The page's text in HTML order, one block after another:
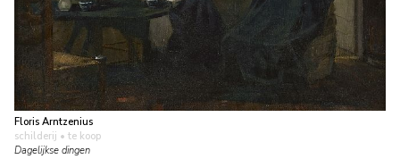
Floris Arntzenius
schilderij • te koop
Dagelijkse dingen